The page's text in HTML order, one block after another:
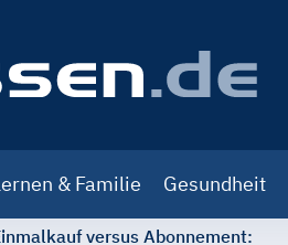
& Familie Gesundheit
versus Abonnement: